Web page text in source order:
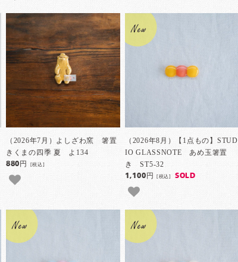
（2026年7月）よしざわ窯 箸置
きくまの四季 夏 よ134
880円 [税込]
（2026年8月）【1点もの】STUD
IO GLASSNOTE あめ玉箸置
き ST5-32
1,100円[税込] SOLD